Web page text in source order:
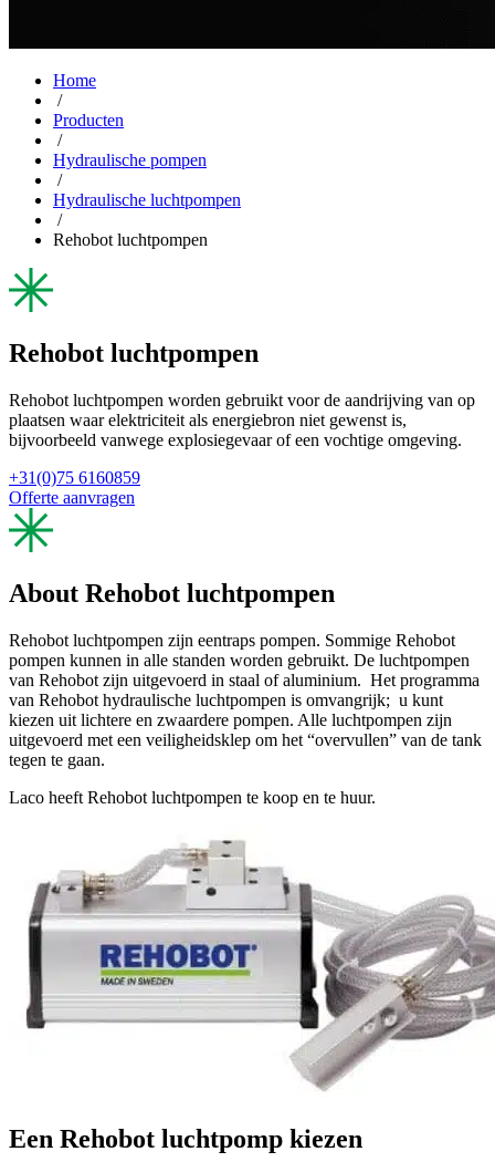
Home
/
Producten
/
Hydraulische pompen
/
Hydraulische luchtpompen
/
Rehobot luchtpompen
Rehobot luchtpompen
Rehobot luchtpompen worden gebruikt voor de aandrijving van op
plaatsen waar elektriciteit als energiebron niet gewenst is,
bijvoorbeeld vanwege explosiegevaar of een vochtige omgeving.
+31(0)75 6160859
Offerte aanvragen
About Rehobot luchtpompen
Rehobot luchtpompen zijn eentraps pompen. Sommige Rehobot
pompen kunnen in alle standen worden gebruikt. De luchtpompen
van Rehobot zijn uitgevoerd in staal of aluminium. Het programma
van Rehobot hydraulische luchtpompen is omvangrijk; u kunt
kiezen uit lichtere en zwaardere pompen. Alle luchtpompen zijn
uitgevoerd met een veiligheidsklep om het “overvullen” van de tank
tegen te gaan.
Laco heeft Rehobot luchtpompen te koop en te huur.
Een Rehobot luchtpomp kiezen